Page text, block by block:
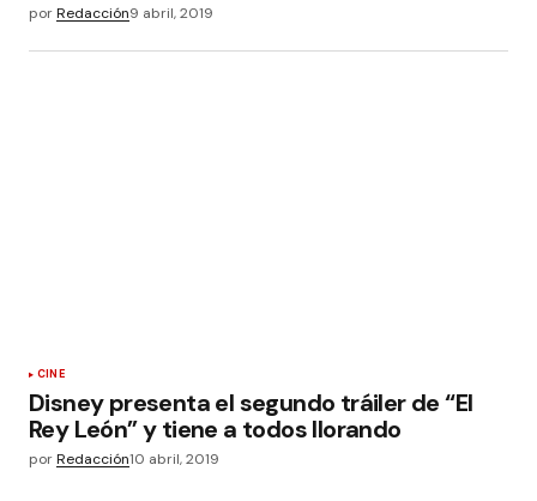
porRedacción9 abril, 2019
CINE
Disney presenta el segundo tráiler de “El
Rey León” y tiene a todos llorando
porRedacción10 abril, 2019